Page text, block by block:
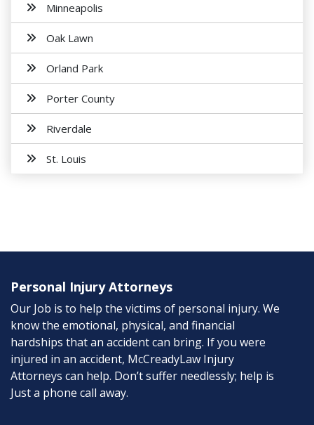
Minneapolis
Oak Lawn
Orland Park
Porter County
Riverdale
St. Louis
Personal Injury Attorneys
Our Job is to help the victims of personal injury. We
know the emotional, physical, and financial
hardships that an accident can bring. If you were
injured in an accident, McCreadyLaw Injury
Attorneys can help. Don’t suffer needlessly; help is
Just a phone call away.